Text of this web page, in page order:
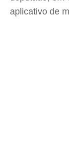
aplicativo de